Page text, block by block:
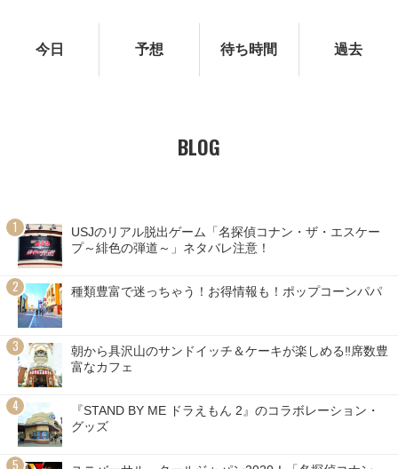
今日 予想 待ち時間 過去
BLOG
USJのリアル脱出ゲーム「名探偵コナン・ザ・エスケー
プ～緋色の弾道～」ネタバレ注意！
種類豊富で迷っちゃう！お得情報も！ポップコーンパパ
朝から具沢山のサンドイッチ＆ケーキが楽しめる‼席数豊
富なカフェ
『STAND BY ME ドラえもん 2』のコラボレーション・
グッズ